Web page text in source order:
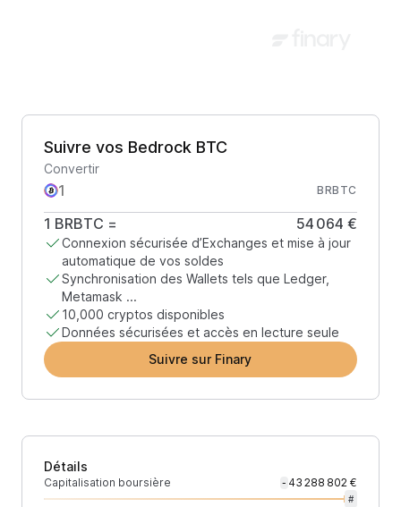
Suivre vos Bedrock BTC
Convertir
BRBTC
1 BRBTC = 54 064 €
Connexion sécurisée d’Exchanges et mise à jour
automatique de vos soldes
Synchronisation des Wallets tels que Ledger,
Metamask ...
10,000 cryptos disponibles
Données sécurisées et accès en lecture seule
Suivre sur Finary
Détails
Capitalisation boursière - 43 288 802 €
#